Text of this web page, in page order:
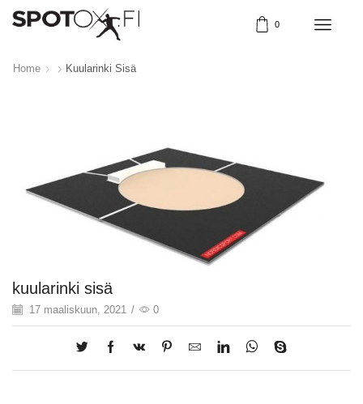
0
Home Kuularinki Sisä
kuularinki sisä
17 maaliskuun, 2021 / 0